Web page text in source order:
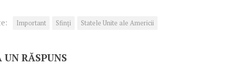
Important Sfinţi Statele Unite ale Americii
UN RĂSPUNS